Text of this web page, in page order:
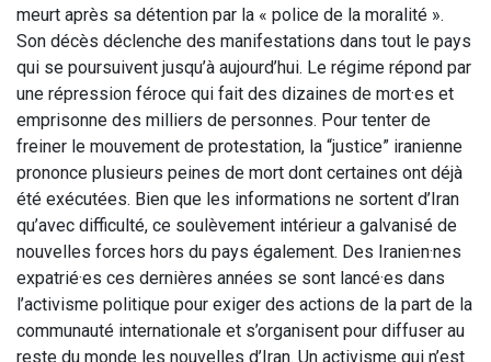
meurt après sa détention par la « police de la moralité ».
Son décès déclenche des manifestations dans tout le pays
qui se poursuivent jusqu’à aujourd’hui. Le régime répond par
une répression féroce qui fait des dizaines de mort·es et
emprisonne des milliers de personnes. Pour tenter de
freiner le mouvement de protestation, la “justice” iranienne
prononce plusieurs peines de mort dont certaines ont déjà
été exécutées. Bien que les informations ne sortent d’Iran
qu’avec difficulté, ce soulèvement intérieur a galvanisé de
nouvelles forces hors du pays également. Des Iranien·nes
expatrié·es ces dernières années se sont lancé·es dans
l’activisme politique pour exiger des actions de la part de la
communauté internationale et s’organisent pour diffuser au
reste du monde les nouvelles d’Iran. Un activisme qui n’est